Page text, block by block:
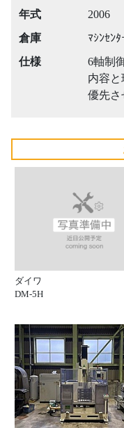
年式
2006
倉庫
ﾏｼﾝｾﾝ
仕様
6軸制
内容
優先さ
ダイワ
DM-5H